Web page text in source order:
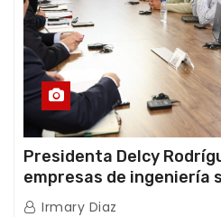
Presidenta Delcy
empresas de ingeniería
International y TFI
Irmary Diaz